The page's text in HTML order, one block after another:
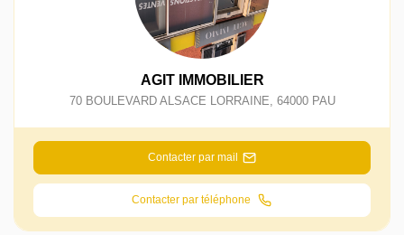
AGIT IMMOBILIER
70 BOULEVARD ALSACE LORRAINE 64000 PAU
Contacter par mail
Contacter par téléphone